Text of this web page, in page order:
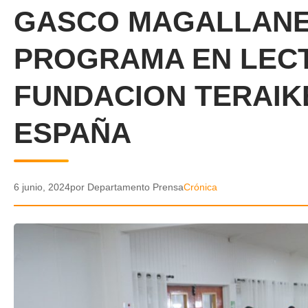
GASCO
PROGRAMA EN
FUNDACION
ESPAÑA
6 junio, 2024por Departamento PrensaCrónica